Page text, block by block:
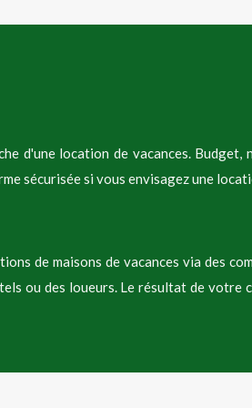
d'une location de vacances.
sécurisée si vous envisagez une
de maisons de vacances via des
ou des loueurs. Le résultat de votre